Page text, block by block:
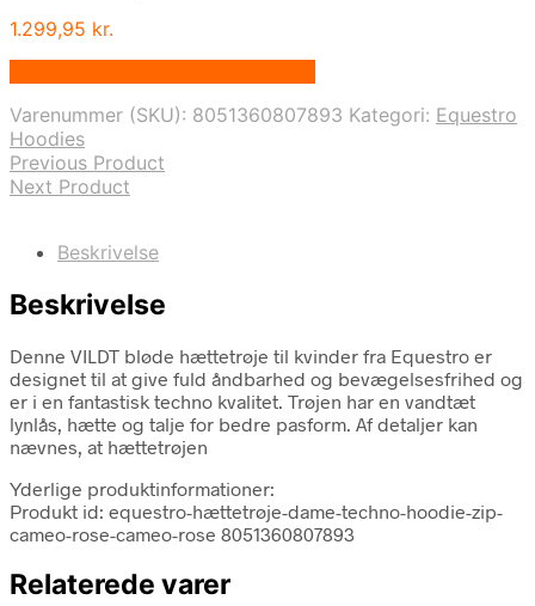
1.299,95 kr.
Varenummer (SKU): 8051360807893 Kategori: Equestro
Hoodies
Previous Product
Next Product
Beskrivelse
Beskrivelse
Denne VILDT bløde hættetrøje til kvinder fra Equestro er
designet til at give fuld åndbarhed og bevægelsesfrihed og
er i en fantastisk techno kvalitet. Trøjen har en vandtæt
lynlås, hætte og talje for bedre pasform. Af detaljer kan
nævnes, at hættetrøjen
Yderlige produktinformationer:
Produkt id: equestro-hættetrøje-dame-techno-hoodie-zip-
cameo-rose-cameo-rose 8051360807893
Relaterede varer